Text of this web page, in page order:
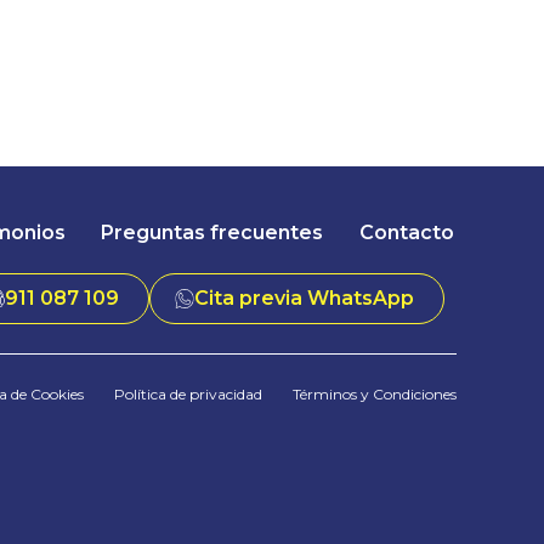
Preguntas frecuentes Contacto
911 087 109 Cita previa WhatsApp
de Cookies Política de privacidad Términos y Condiciones